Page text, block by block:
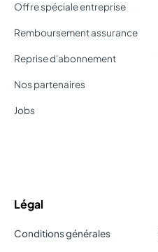
Offre spéciale entreprise
Remboursement assurance
Reprise d'abonnement
Nos partenaires
Jobs
Légal
Conditions générales